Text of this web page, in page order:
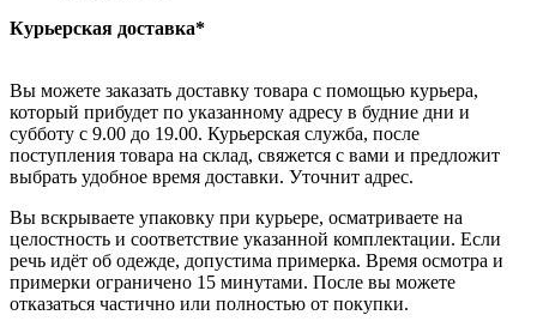
Курьерская доставка*
Вы можете заказать доставку товара с помощью курьера,
который прибудет по указанному адресу в будние дни и
субботу с 9.00 до 19.00. Курьерская служба, после
поступления товара на склад, свяжется с вами и предложит
выбрать удобное время доставки. Уточнит адрес.
Вы вскрываете упаковку при курьере, осматриваете на
целостность и соответствие указанной комплектации. Если
речь идёт об одежде, допустима примерка. Время осмотра и
примерки ограничено 15 минутами. После вы можете
отказаться частично или полностью от покупки.